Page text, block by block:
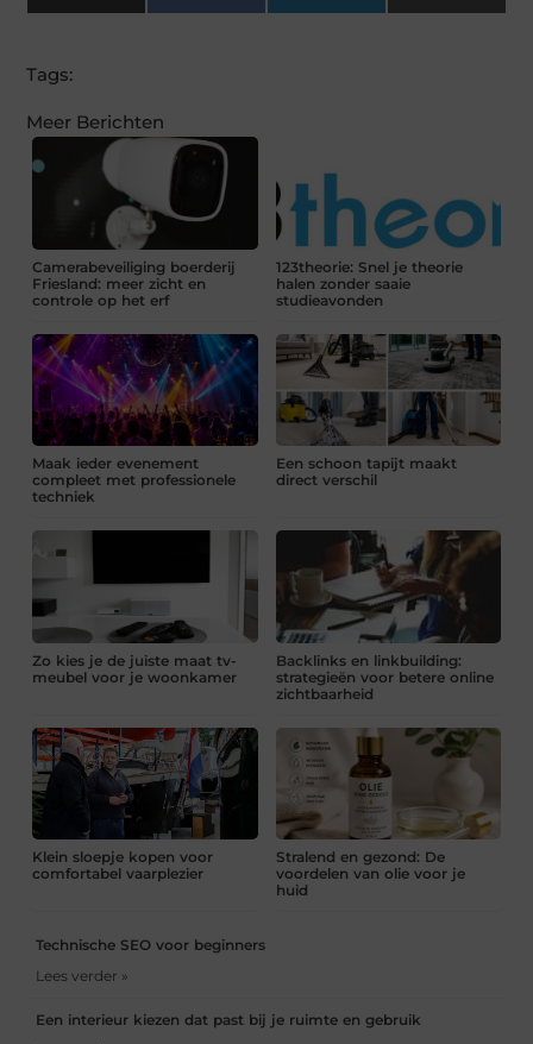
(Twitter)
Tags:
Meer Berichten
Camerabeveiliging boerderij
Friesland: meer zicht en
controle op het erf
123theorie: Snel je theorie
halen zonder saaie
studieavonden
Maak ieder evenement
compleet met professionele
techniek
Een schoon tapijt maakt
direct verschil
Zo kies je de juiste maat tv-
meubel voor je woonkamer
Backlinks en linkbuilding:
strategieën voor betere online
zichtbaarheid
Klein sloepje kopen voor
comfortabel vaarplezier
Stralend en gezond: De
voordelen van olie voor je
huid
Technische SEO voor beginners
Lees verder »
Een interieur kiezen dat past bij je ruimte en gebruik